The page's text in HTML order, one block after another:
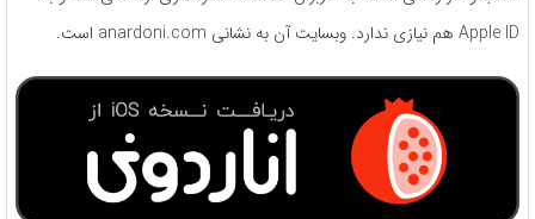
Apple ID هم نیازی ندارد. وبسایت آن به نشانی anardoni.com است.